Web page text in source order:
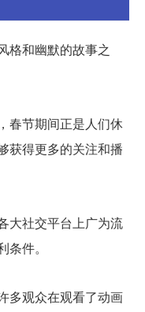
格和幽默的故事之
春节期间正是人们休
获得更多的关注和播
大社交平台上广为流
件。
多观众在观看了动画